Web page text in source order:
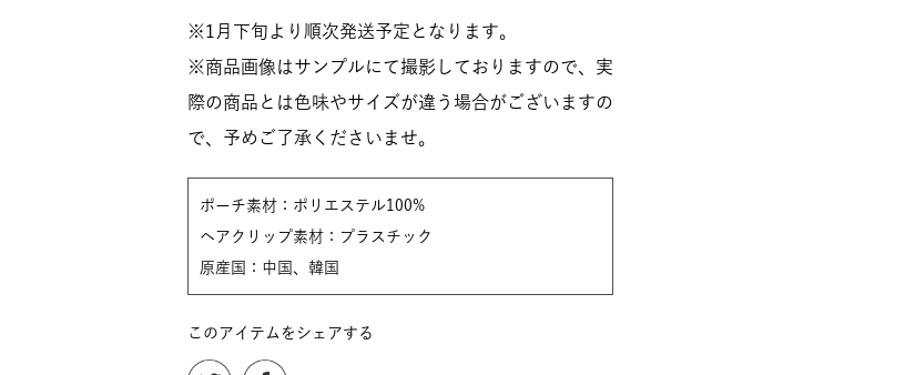
※1月下旬より順次発送予定となります。
※商品画像はサンプルにて撮影しておりますので、実
際の商品とは色味やサイズが違う場合がございますの
で、予めご了承くださいませ。
ポーチ素材：ポリエステル100%
ヘアクリップ素材：プラスチック
原産国：中国、韓国
このアイテムをシェアする